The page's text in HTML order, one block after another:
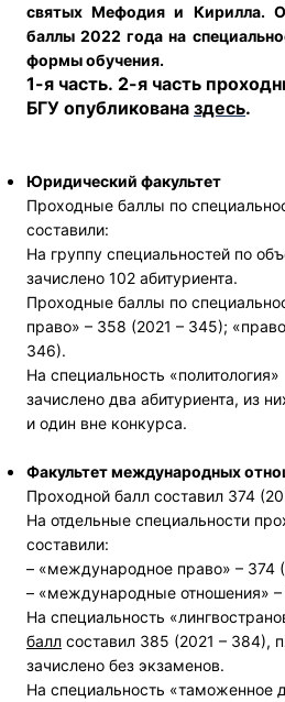
святых Мефодия и Кирилла.
баллы 2022 года на
формы обучения.
1-я часть. 2-я часть
БГУ опубликована здесь.
Юридический факультет
Проходные баллы по
составили:
На группу специальностей по
зачислено 102 абитуриента.
Проходные баллы по
право» – 358 (2021 – 345);
346).
На специальность «политология»
зачислено два абитуриента, из
и один вне конкурса.
Факультет международных
Проходной балл составил 374
На отдельные специальности
составили:
– «международное право» – 374
– «международные отношения» –
На специальность
балл составил 385 (2021 – 384),
зачислено без экзаменов.
На специальность «таможенное